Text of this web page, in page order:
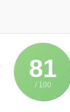
81
/ 100